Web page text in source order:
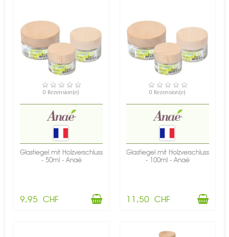
VERFÜGBAR
0 Rezension(e)
Glastiegel mit Holzverschluss
- 50ml - Anaé
9,95 CHF
VERFÜGBAR
0 Rezension(e)
Glastiegel mit Holzverschluss
- 100ml - Anaé
11,50 CHF